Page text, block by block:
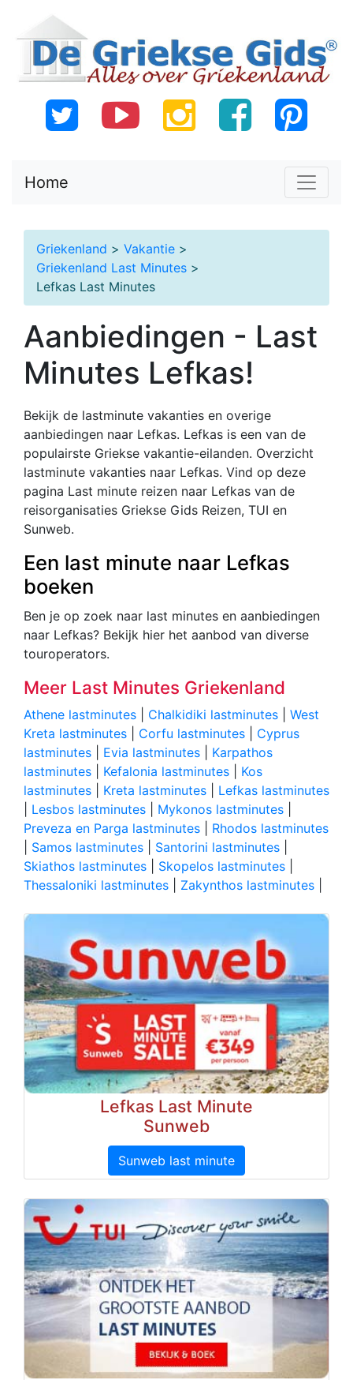
Home
Griekenland > Vakantie >
Griekenland Last Minutes >
Lefkas Last Minutes
Aanbiedingen - Last
Minutes Lefkas!
Bekijk de lastminute vakanties en overige
aanbiedingen naar Lefkas. Lefkas is een van de
populairste Griekse vakantie-eilanden. Overzicht
lastminute vakanties naar Lefkas. Vind op deze
pagina Last minute reizen naar Lefkas van de
reisorganisaties Griekse Gids Reizen, TUI en
Sunweb.
Een last minute naar Lefkas
boeken
Ben je op zoek naar last minutes en aanbiedingen
naar Lefkas? Bekijk hier het aanbod van diverse
touroperators.
Meer Last Minutes Griekenland
Athene lastminutes Chalkidiki lastminutes
West
Kreta lastminutes
Corfu lastminutes
Cyprus
lastminutes
Evia lastminutes
Karpathos
lastminutes
Kefalonia lastminutes
Kos
lastminutes
Kreta lastminutes
Lefkas lastminutes
Lesbos lastminutes Mykonos lastminutes
Preveza en Parga lastminutes
Rhodos lastminutes
Samos lastminutes Santorini lastminutes
Skiathos lastminutes
Skopelos lastminutes
Thessaloniki lastminutes
Zakynthos lastminutes
Lefkas Last Minute
Sunweb
Sunweb last minute